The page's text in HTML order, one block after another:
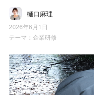
樋口麻理
2026年6月1日
テーマ： 企業研修